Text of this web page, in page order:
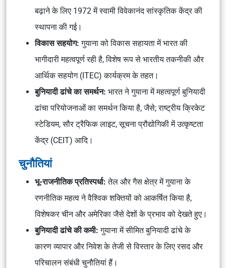
बढ़ाने के लिए 1972 में स्वामी विवेकानंद सांस्कृतिक केंद्र की
स्थापना की गई।
विकास सहयोग:गुयाना को विकास सहायता में भारत की
भागीदारी महत्वपूर्ण रही है, विशेष रूप से भारतीय तकनीकी और
आर्थिक सहयोग (ITEC) कार्यक्रम के तहत।
बुनियादी ढांचे का समर्थन: भारत ने गुयाना में महत्वपूर्ण बुनियादी
ढांचा परियोजनाओं का समर्थन किया है, जैसे; राष्ट्रीय क्रिकेट
स्टेडियम, सौर ट्रैफिक लाइट, सूचना प्रौद्योगिकी में उत्कृष्टता
केंद्र (CEIT) आदि।
चुनौतियां
भू-राजनीतिक प्रतिस्पर्धा: तेल और गैस क्षेत्र में गुयाना के
रणनीतिक महत्व ने वैश्विक शक्तियों को आकर्षित किया है,
विशेषकर चीन और अमेरिका जैसे देशों के प्रभाव को देखते हुए।
बुनियादी ढांचे की कमी:गुयाना में सीमित बुनियादी ढांचे के
कारण व्यापार और निवेश के तेजी से विस्तार के लिए रसद और
परिचालन संबंधी चुनौतियां हैं।